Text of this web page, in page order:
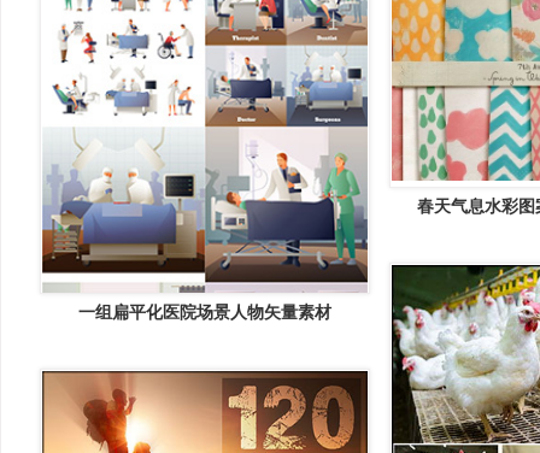
一组扁平化医院场景人物矢量素材
春天气息水彩